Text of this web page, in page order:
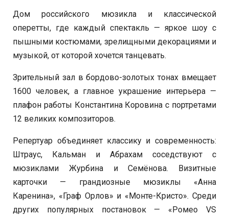
Дом российского мюзикла и классической
оперетты, где каждый спектакль — яркое шоу с
пышными костюмами, зрелищными декорациями и
музыкой, от которой хочется танцевать.
Зрительный зал в бордово-золотых тонах вмещает
1600 человек, а главное украшение интерьера —
плафон работы Константина Коровина с портретами
12 великих композиторов.
Репертуар объединяет классику и современность:
Штраус, Кальман и Абрахам соседствуют с
мюзиклами Журбина и Семёнова. Визитные
карточки — грандиозные мюзиклы «Анна
Каренина», «Граф Орлов» и «Монте-Кристо». Среди
других популярных постановок — «Ромео VS